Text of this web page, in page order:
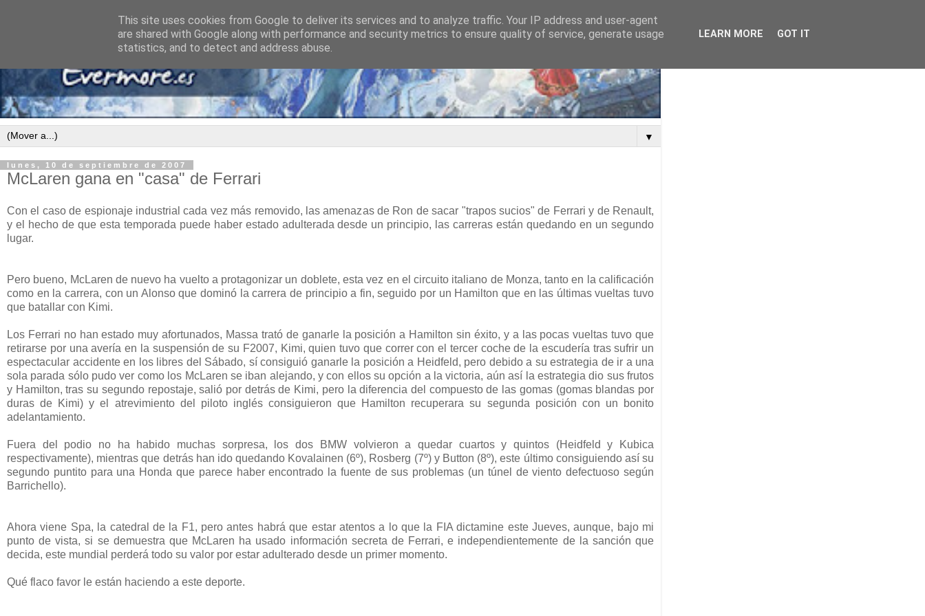
▼
lunes, 10 de septiembre de 2007
McLaren gana en "casa" de Ferrari
Con el caso de espionaje industrial cada vez más removido, las amenazas de Ron de sacar "trapos sucios" de Ferrari y de Renault,
y el hecho de que esta temporada puede haber estado adulterada desde un principio, las carreras están quedando en un segundo
lugar.
Pero bueno, McLaren de nuevo ha vuelto a protagonizar un doblete, esta vez en el circuito italiano de Monza, tanto en la calificación
como en la carrera, con un Alonso que dominó la carrera de principio a fin, seguido por un Hamilton que en las últimas vueltas tuvo
que batallar con Kimi.
Los Ferrari no han estado muy afortunados, Massa trató de ganarle la posición a Hamilton sin éxito, y a las pocas vueltas tuvo que
retirarse por una avería en la suspensión de su F2007, Kimi, quien tuvo que correr con el tercer coche de la escudería tras sufrir un
espectacular accidente en los libres del Sábado, sí consiguió ganarle la posición a Heidfeld, pero debido a su estrategia de ir a una
sola parada sólo pudo ver como los McLaren se iban alejando, y con ellos su opción a la victoria, aún así la estrategia dio sus frutos
y Hamilton, tras su segundo repostaje, salió por detrás de Kimi, pero la diferencia del compuesto de las gomas (gomas blandas por
duras de Kimi) y el atrevimiento del piloto inglés consiguieron que Hamilton recuperara su segunda posición con un bonito
adelantamiento.
Fuera del podio no ha habido muchas sorpresa, los dos BMW volvieron a quedar cuartos y quintos (Heidfeld y Kubica
respectivamente), mientras que detrás han ido quedando Kovalainen (6º), Rosberg (7º) y Button (8º), este último consiguiendo así su
segundo puntito para una Honda que parece haber encontrado la fuente de sus problemas (un túnel de viento defectuoso según
Barrichello).
Ahora viene Spa, la catedral de la F1, pero antes habrá que estar atentos a lo que la FIA dictamine este Jueves, aunque, bajo mi
punto de vista, si se demuestra que McLaren ha usado información secreta de Ferrari, e independientemente de la sanción que
decida, este mundial perderá todo su valor por estar adulterado desde un primer momento.
Qué flaco favor le están haciendo a este deporte.
This site uses cookies from Google to deliver its services and to analyze traffic. Your IP address and user-agent
are shared with Google along with performance and security metrics to ensure quality of service, generate usage
statistics, and to detect and address abuse.
LEARN MORE GOT IT